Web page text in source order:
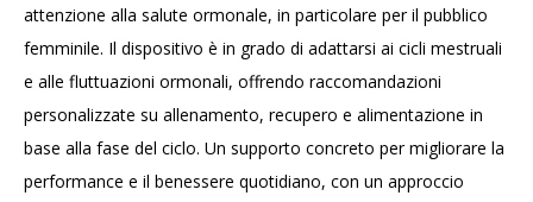
attenzione alla salute ormonale, in particolare per il pubblico
femminile. Il dispositivo è in grado di adattarsi ai cicli mestruali
e alle fluttuazioni ormonali, offrendo raccomandazioni
personalizzate su allenamento, recupero e alimentazione in
base alla fase del ciclo. Un supporto concreto per migliorare la
performance e il benessere quotidiano, con un approccio